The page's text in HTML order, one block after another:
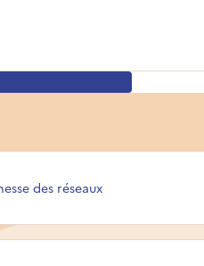
des réseaux